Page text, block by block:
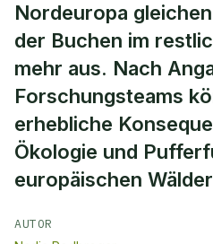
Nordeuropa
der Buchen im
mehr aus. Nach
Forschungsteams
erhebliche
Ökologie und
europäischen
AUTOR